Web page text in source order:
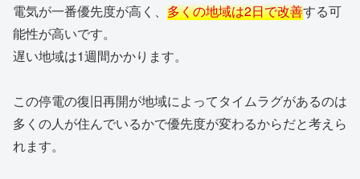
電気が一番優先度が高く、 多くの地域は2日で改善する可
能性が高いです。
遅い地域は1週間かかります。
この停電の復旧再開が地域によってタイムラグがあるのは
多くの人が住んでいるかで優先度が変わるからだと考えら
れます。